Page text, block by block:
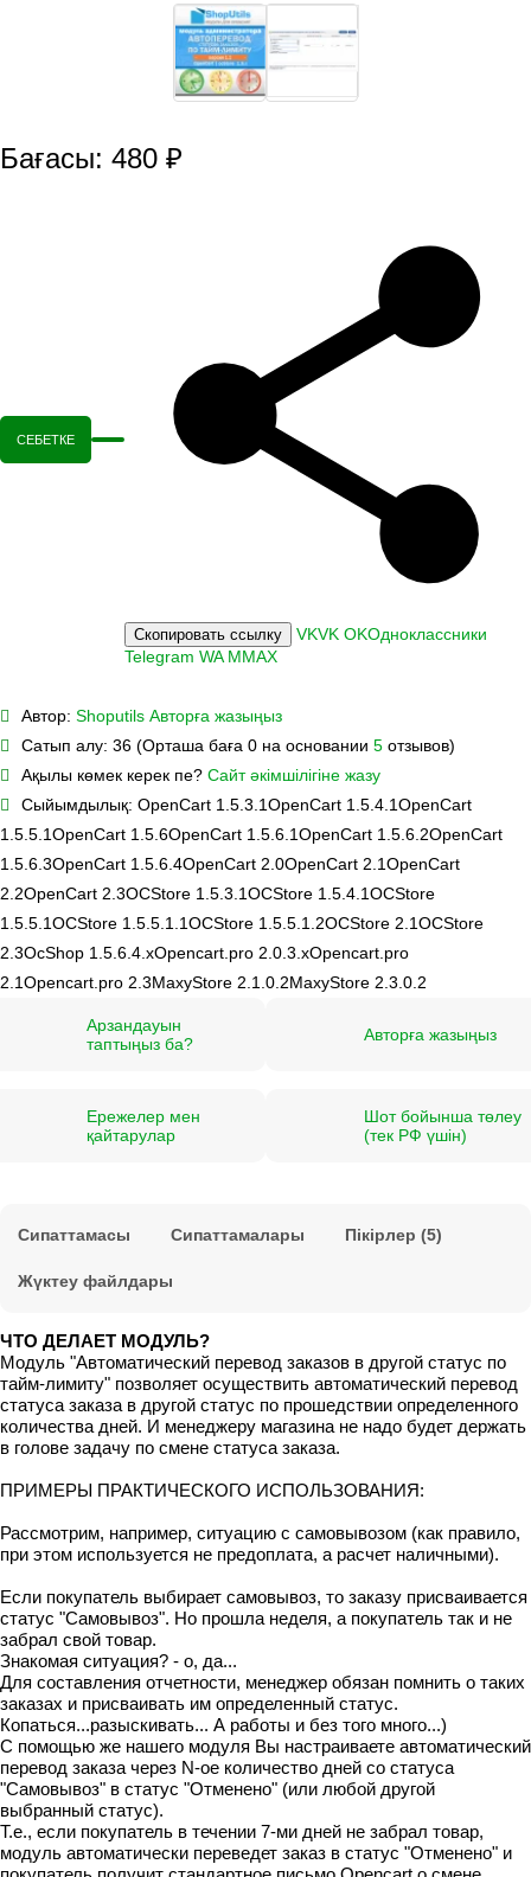
Бағасы: 480 ₽
СЕБЕТКЕ
Скопировать ссылку VKVK OKОдноклассники
Telegram WA MMAX
Автор: Shoputils Авторға жазыңыз
Сатып алу: 36 (Орташа баға 0 на основании 5 отзывов)
Ақылы көмек керек пе? Сайт әкімшілігіне жазу
Сыйымдылық: OpenCart 1.5.3.1OpenCart 1.5.4.1OpenCart
1.5.5.1OpenCart 1.5.6OpenCart 1.5.6.1OpenCart 1.5.6.2OpenCart
1.5.6.3OpenCart 1.5.6.4OpenCart 2.0OpenCart 2.1OpenCart
2.2OpenCart 2.3OCStore 1.5.3.1OCStore 1.5.4.1OCStore
1.5.5.1OCStore 1.5.5.1.1OCStore 1.5.5.1.2OCStore 2.1OCStore
2.3OcShop 1.5.6.4.хOpencart.pro 2.0.3.хOpencart.pro
2.1Opencart.pro 2.3MaxyStore 2.1.0.2MaxyStore 2.3.0.2
Арзандауын
таптыңыз ба?
Авторға жазыңыз
Ережелер мен
қайтарулар
Шот бойынша төлеу
(тек РФ үшін)
Сипаттамасы Сипаттамалары Пікірлер (5)
Жүктеу файлдары
ЧТО ДЕЛАЕТ МОДУЛЬ?
Модуль "Автоматический перевод заказов в другой статус по
тайм-лимиту" позволяет осуществить автоматический перевод
статуса заказа в другой статус по прошедствии определенного
количества дней. И менеджеру магазина не надо будет держать
в голове задачу по смене статуса заказа.
ПРИМЕРЫ ПРАКТИЧЕСКОГО ИСПОЛЬЗОВАНИЯ:
Рассмотрим, например, ситуацию с самовывозом (как правило,
при этом используется не предоплата, а расчет наличными).
Если покупатель выбирает самовывоз, то заказу присваивается
статус "Самовывоз". Но прошла неделя, а покупатель так и не
забрал свой товар.
Знакомая ситуация? - о, да...
Для составления отчетности, менеджер обязан помнить о таких
заказах и присваивать им определенный статус.
Копаться...разыскивать... А работы и без того много...)
С помощью же нашего модуля Вы настраиваете автоматический
перевод заказа через N-ое количество дней со статуса
"Самовывоз" в статус "Отменено" (или любой другой
выбранный статус).
Т.е., если покупатель в течении 7-ми дней не забрал товар,
модуль автоматически переведет заказ в статус "Отменено" и